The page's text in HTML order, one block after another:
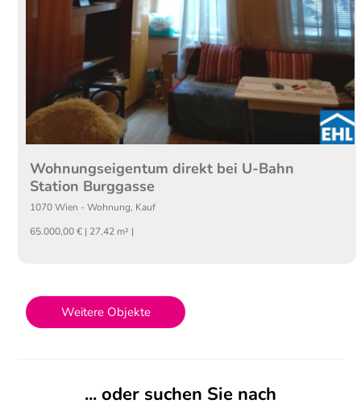
Wohnungseigentum direkt bei U-Bahn
Station Burggasse
1070 Wien -Wohnung, Kauf
65.000,00 € | 27,42 m² |
Weitere Objekte
... oder suchen Sie nach